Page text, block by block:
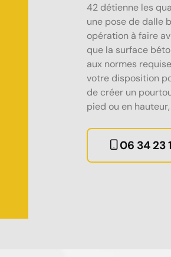
42 détienne les
une pose de dalle
opération à faire
que la surface
aux normes
votre disposition
de créer un
pied ou en
06 34 23